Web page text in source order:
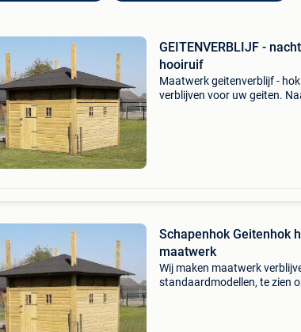
GEITENVERBLIJF -
hooiruif
Maatwerk geitenverblijf -
verblijven voor uw geiten.
Schapenhok Geitenhok
maatwerk
Wij maken maatwerk
standaardmodellen, te zien